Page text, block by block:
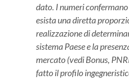
dato. I numeri
esista una diretta
realizzazione di
sistema Paese e la
mercato (vedi Bonus,
fatto il profilo